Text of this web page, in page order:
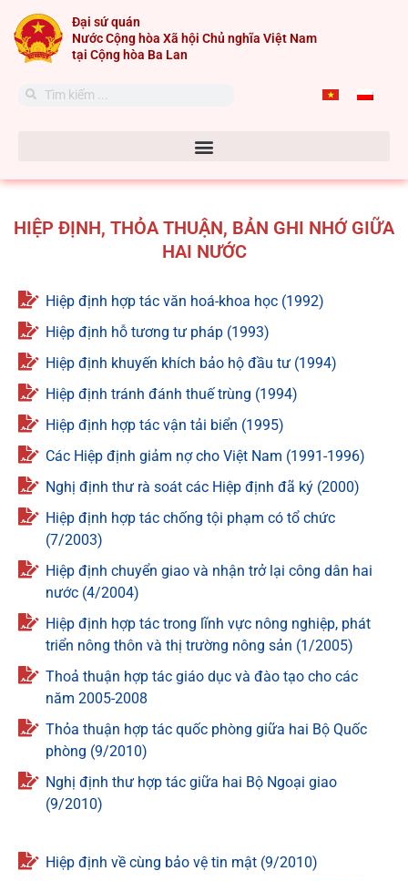
content
Đại sứ quán
Nước Cộng hòa Xã hội Chủ nghĩa Việt Nam
tại Cộng hòa Ba Lan
Search
Search
HIỆP ĐỊNH, THỎA THUẬN, BẢN GHI NHỚ GIỮA
HAI NƯỚC
Hiệp định hợp tác văn hoá-khoa học (1992)
Hiệp định hỗ tương tư pháp (1993)
Hiệp định khuyến khích bảo hộ đầu tư (1994)
Hiệp định tránh đánh thuế trùng (1994)
Hiệp định hợp tác vận tải biển (1995)
Các Hiệp định giảm nợ cho Việt Nam (1991-1996)
Nghị định thư rà soát các Hiệp định đã ký (2000)
Hiệp định hợp tác chống tội phạm có tổ chức
(7/2003)
Hiệp định chuyển giao và nhận trở lại công dân hai
nước (4/2004)
Hiệp định hợp tác trong lĩnh vực nông nghiệp, phát
triển nông thôn và thị trường nông sản (1/2005)
Thoả thuận hợp tác giáo dục và đào tạo cho các
năm 2005-2008
Thỏa thuận hợp tác quốc phòng giữa hai Bộ Quốc
phòng (9/2010)
Nghị định thư hợp tác giữa hai Bộ Ngoại giao
(9/2010)
Hiệp định về cùng bảo vệ tin mật (9/2010)